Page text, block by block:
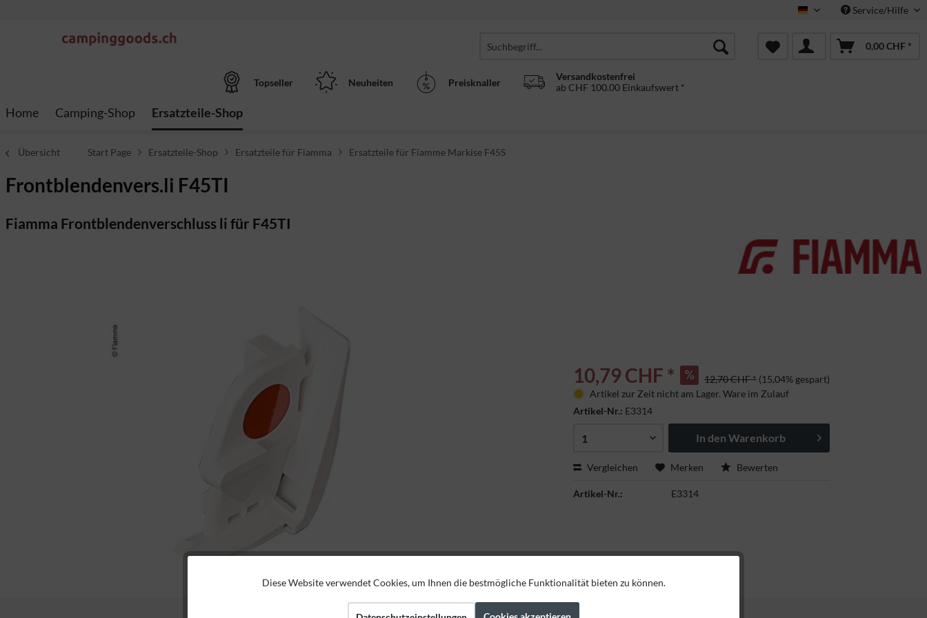
Deutsch Service/Hilfe
0,00 CHF *
Topseller Neuheiten Preisknaller
Versandkostenfrei
ab CHF 100.00 Einkaufswert *
Home Camping-Shop Ersatzteile-Shop
Übersicht Start Page Ersatzteile-Shop Ersatzteile für Fiamma Ersatzteile für Fiamme Markise F45S
Frontblendenvers.li F45TI
Fiamma Frontblendenverschluss li für F45TI
10,79 CHF * 12,70 CHF * (15,04% gespart)
Artikel zur Zeit nicht am Lager. Ware im Zulauf
Artikel-Nr.: E3314
In den Warenkorb
Vergleichen Merken Bewerten
Artikel-Nr.: E3314
Aktiv
Diese Website verwendet Cookies, um Ihnen die bestmögliche Funktionalität bieten zu können.